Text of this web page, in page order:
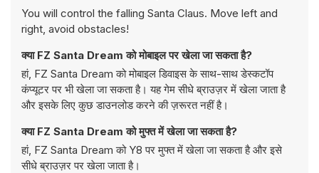
You will control the falling Santa Claus. Move left and
right, avoid obstacles!
क्या FZ Santa Dream को मोबाइल पर खेला जा सकता है?
हां, FZ Santa Dream को मोबाइल डिवाइस के साथ-साथ डेस्कटॉप
कंप्यूटर पर भी खेला जा सकता है। यह गेम सीधे ब्राउज़र में खेला जाता है
और इसके लिए कुछ डाउनलोड करने की ज़रूरत नहीं है।
क्या FZ Santa Dream को मुफ्त में खेला जा सकता है?
हां, FZ Santa Dream को Y8 पर मुफ्त में खेला जा सकता है और इसे
सीधे ब्राउज़र पर खेला जाता है।